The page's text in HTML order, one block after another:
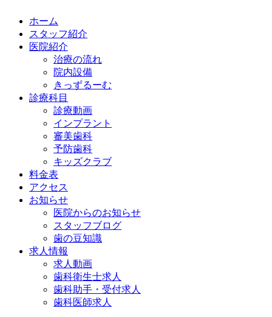
ホーム
スタッフ紹介
医院紹介
治療の流れ
院内設備
きっずるーむ
診療科目
診療動画
インプラント
審美歯科
予防歯科
キッズクラブ
料金表
アクセス
お知らせ
医院からのお知らせ
スタッフブログ
歯の豆知識
求人情報
求人動画
歯科衛生士求人
歯科助手・受付求人
歯科医師求人